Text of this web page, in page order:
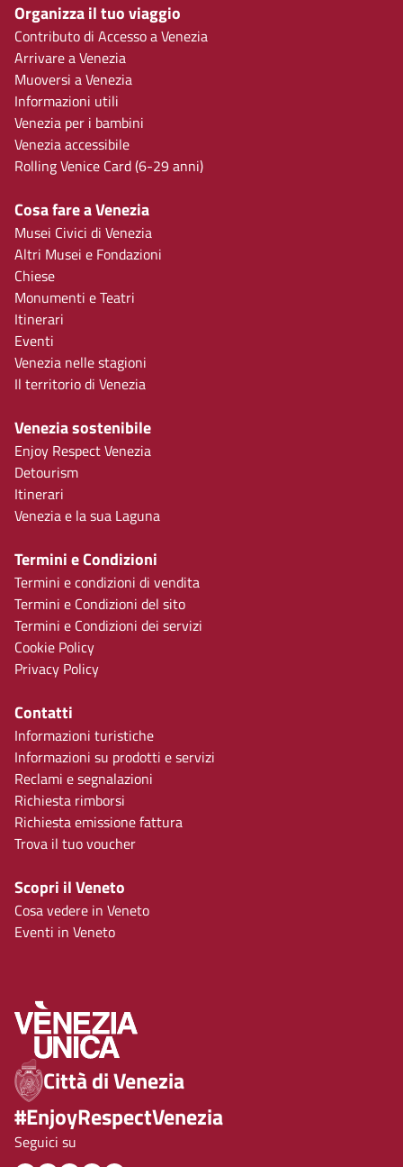
Organizza il tuo viaggio
Contributo di Accesso a Venezia
Arrivare a Venezia
Muoversi a Venezia
Informazioni utili
Venezia per i bambini
Venezia accessibile
Rolling Venice Card (6-29 anni)
Cosa fare a Venezia
Musei Civici di Venezia
Altri Musei e Fondazioni
Chiese
Monumenti e Teatri
Itinerari
Eventi
Venezia nelle stagioni
Il territorio di Venezia
Venezia sostenibile
Enjoy Respect Venezia
Detourism
Itinerari
Venezia e la sua Laguna
Termini e Condizioni
Termini e condizioni di vendita
Termini e Condizioni del sito
Termini e Condizioni dei servizi
Cookie Policy
Privacy Policy
Contatti
Informazioni turistiche
Informazioni su prodotti e servizi
Reclami e segnalazioni
Richiesta rimborsi
Richiesta emissione fattura
Trova il tuo voucher
Scopri il Veneto
Cosa vedere in Veneto
Eventi in Veneto
Città di Venezia
#EnjoyRespectVenezia
Seguici su